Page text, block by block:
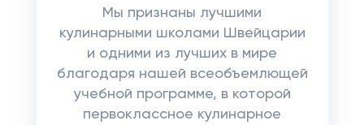
Мы признаны лучшими
кулинарными школами Швейцарии
и одними из лучших в мире
благодаря нашей всеобъемлющей
учебной программе, в которой
первоклассное кулинарное